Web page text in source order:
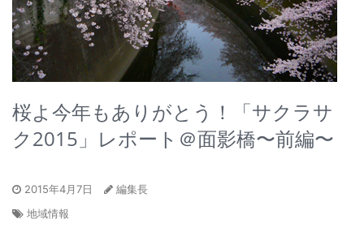
桜よ今年もありがとう！「サクラサ
ク2015」レポート＠面影橋〜前編〜
2015年4月7日
編集長
地域情報